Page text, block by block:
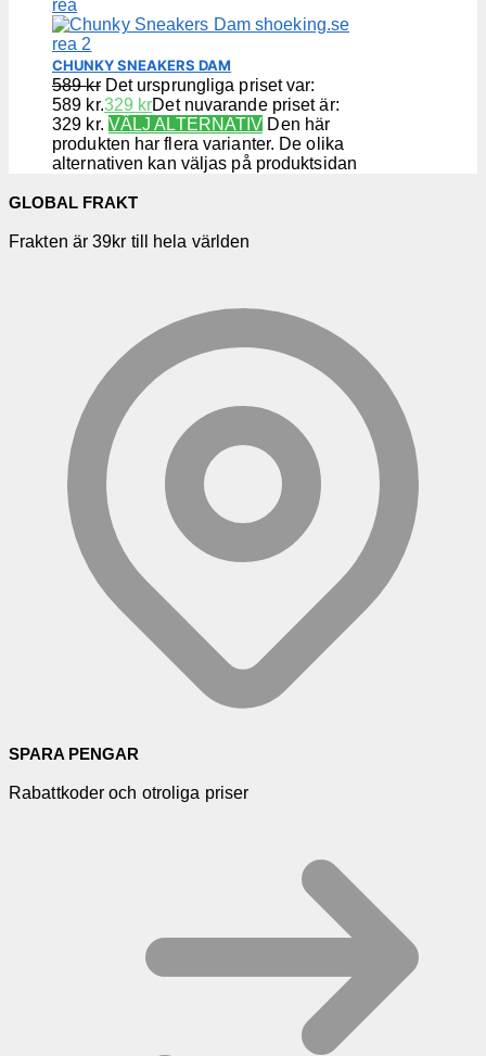
CHUNKY SNEAKERS DAM
589kr Det ursprungliga priset var:
589 kr.329 krDet nuvarande priset är:
329 kr. VÄLJ ALTERNATIV Den här
produkten har flera varianter. De olika
alternativen kan väljas på produktsidan
GLOBAL FRAKT
Frakten är 39kr till hela världen
SPARA PENGAR
Rabattkoder och otroliga priser